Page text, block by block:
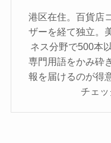
港区在住。百貨店
ザーを経て独立。
ネス分野で500本
専門用語をかみ砕
報を届けるのが得
チェッ